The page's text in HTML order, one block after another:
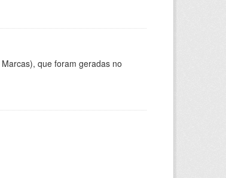
que foram geradas no